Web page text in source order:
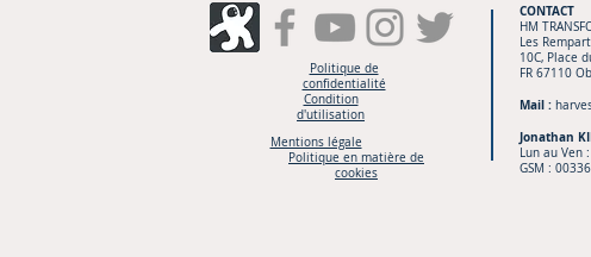
Politique de
confidentialité
Condition
d'utilisation
Mentions légale
Politique en matière de
cookies
CONTACT
HM
Les
10C, Place
FR 67110
Mail :
Jonathan
Lun au Ven
GSM :